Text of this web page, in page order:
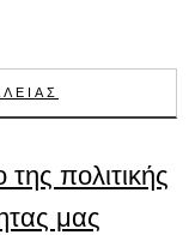
πολιτικής
μας